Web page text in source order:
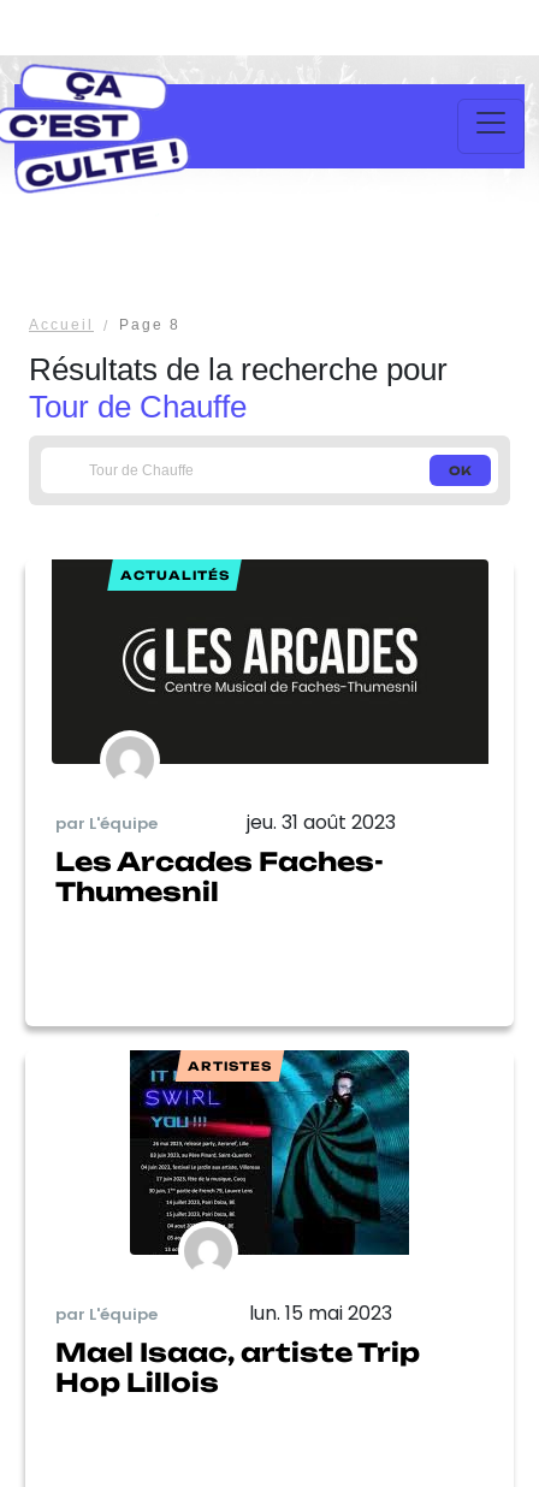
Accueil Page 8
Résultats de la recherche pour
Tour de Chauffe
ACTUALITÉS
par L'équipe jeu. 31 août 2023
Les Arcades Faches-
Thumesnil
ARTISTES
par L'équipe lun. 15 mai 2023
Mael Isaac, artiste Trip
Hop Lillois